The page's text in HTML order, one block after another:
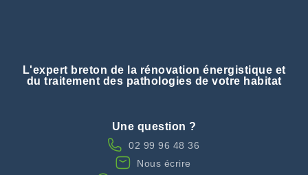
L'expert breton de la rénovation énergistique et
du traitement des pathologies de votre habitat
Une question ?
02 99 96 48 36
Nous écrire